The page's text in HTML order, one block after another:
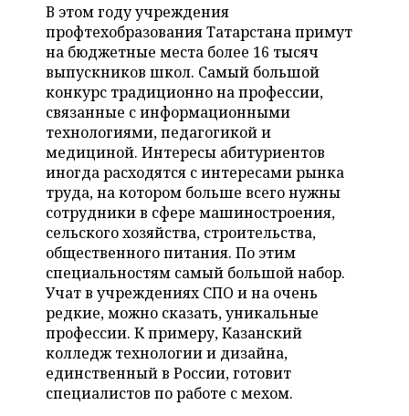
ТОРГОВЫЕ ЦЕНТРЫ
ТАТАРСТАНА
ИНВЕСТИЦИИ
МАШИНОСТРОЕНИЕ
НЕФТЕХИМИЯ
НЕФТЬ
ОПК
ЭНЕРГЕТИКА
НОВОСТИ БИЗНЕСА
РОЗНИЧНАЯ ТОРГОВЛЯ
ТРАНСПОРТ
УСЛУГИ
ТЕХНОЛОГИИ
НОВОСТИ ТЕХНОЛОГИЙ
МЕДИА
ТЕЛЕКОММУНИКАЦИИ
МЕРОПРИЯТИЯ
НОВОСТИ МЕРОПРИЯТИЙ
ВЫЕЗДНАЯ РЕДАКЦИЯ
БИЗНЕС-БРАНЧИ
ONLINE-КОНФЕРЕНЦИИ
ОТКРЫТАЯ ЛЕКЦИЯ
СПОРТ
НОВОСТИ СПОРТА
ФУТБОЛ
ХОККЕЙ
БАСКЕТБОЛ
ВОЛЕЙБОЛ
КИБЕРСПОРТ
ОБЩЕСТВО
НОВОСТИ ОБЩЕСТВА
ВЛАСТЬ
ИНФРАСТРУКТУРА
ИСТОРИЯ
КУЛЬТУРА
ФОТОГАЛЕРЕЯ
СЮЖЕТЫ
СПРАВОЧНИК
СПИСОК ПЕРСОН
СПИСОК КОМПАНИЙ
ПОЛНАЯ ВЕРСИЯ
В этом году учреждения
профтехобразования Татарстана примут
на бюджетные места более 16 тысяч
выпускников школ. Самый большой
конкурс традиционно на профессии,
связанные с информационными
технологиями, педагогикой и
медициной. Интересы абитуриентов
иногда расходятся с интересами рынка
труда, на котором больше всего нужны
сотрудники в сфере машиностроения,
сельского хозяйства, строительства,
общественного питания. По этим
специальностям самый большой набор.
Учат в учреждениях СПО и на очень
редкие, можно сказать, уникальные
профессии. К примеру, Казанский
колледж технологии и дизайна,
единственный в России, готовит
специалистов по работе с мехом.